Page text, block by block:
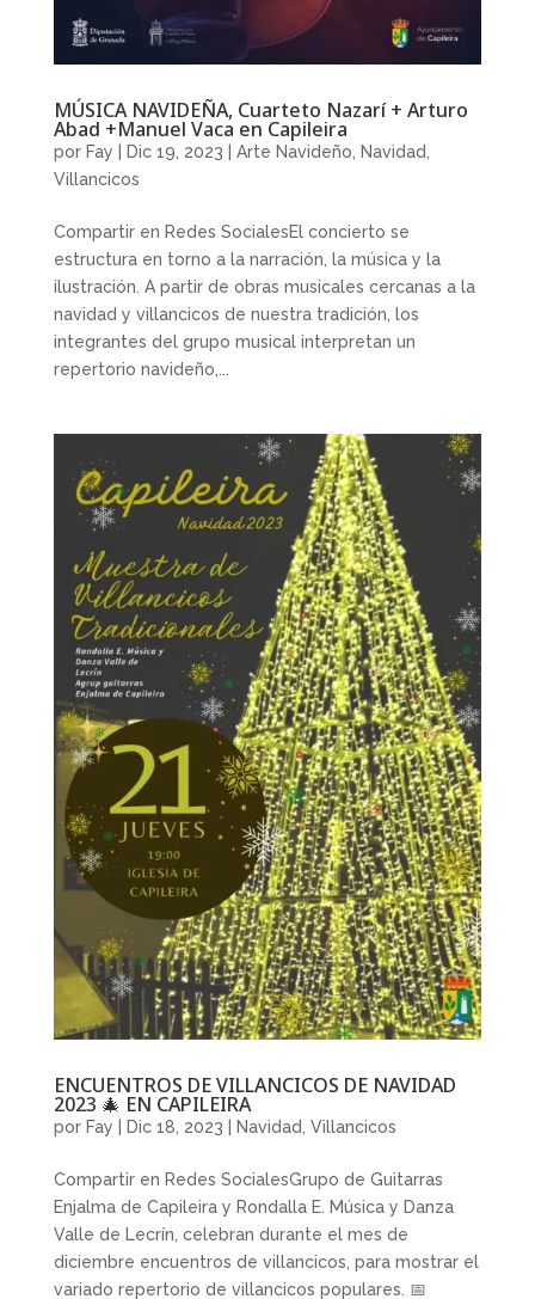
MÚSICA NAVIDEÑA, Cuarteto Nazarí + Arturo
Abad +Manuel Vaca en Capileira
por Fay | Dic 19, 2023 | Arte Navideño Navidad
Villancicos
Compartir en Redes SocialesEl concierto se
estructura en torno a la narración, la música y la
ilustración. A partir de obras musicales cercanas a la
navidad y villancicos de nuestra tradición, los
integrantes del grupo musical interpretan un
repertorio navideño,...
ENCUENTROS DE VILLANCICOS DE NAVIDAD
2023 🎄 EN CAPILEIRA
por Fay | Dic 18, 2023 | Navidad Villancicos
Compartir en Redes SocialesGrupo de Guitarras
Enjalma de Capileira y Rondalla E. Música y Danza
Valle de Lecrín, celebran durante el mes de
diciembre encuentros de villancicos, para mostrar el
variado repertorio de villancicos populares. 📅